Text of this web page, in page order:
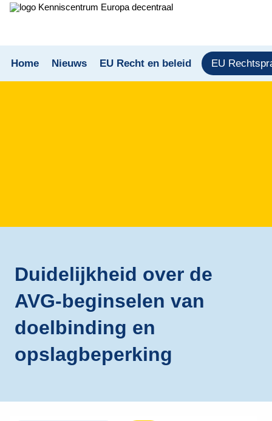
Home Nieuws EU Recht en beleid EU
Duidelijkheid over de
AVG-beginselen van
doelbinding en
opslagbeperking